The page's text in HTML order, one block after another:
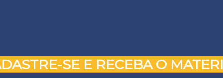
SE E RECEBA O